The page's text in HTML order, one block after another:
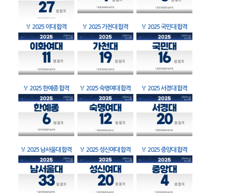
🏅 2025 이대 합격 🏅 2025 가천대 합격 🏅 2025 국민대 합격
🏅 2025 한예종 합격 🏅 2025 숙명여대 합격 🏅 2025 서경대 합격
🏅 2025 남서울대 합격 🏅 2025 성신여대 합격 🏅 2025 중앙대 합격